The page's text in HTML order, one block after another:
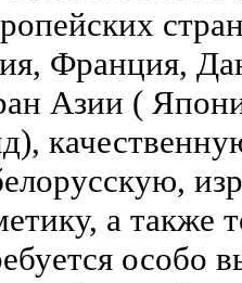
Франция,
Азии (
а также
особо